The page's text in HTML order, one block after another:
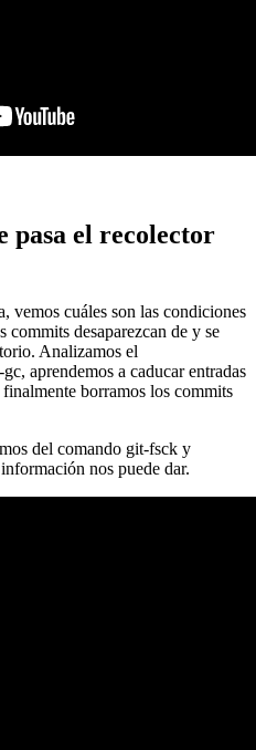
el recolector
vemos cuáles son las condiciones
commits desaparezcan de y se
Analizamos el
aprendemos a caducar entradas
borramos los commits
del comando git-fsck y
nos puede dar.